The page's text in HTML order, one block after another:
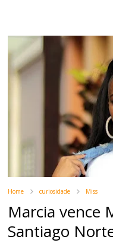
Home curiosidade Miss
Marcia vence
Santiago